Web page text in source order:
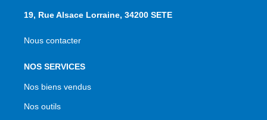
19, Rue Alsace Lorraine, 34200 SETE
Nous contacter
NOS SERVICES
Nos biens vendus
Nos outils